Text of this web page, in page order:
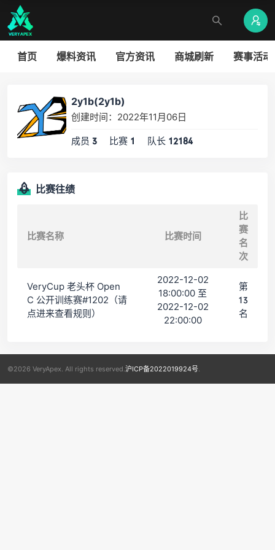
首页 爆料资讯 官方资讯 商城刷新 赛事活动
2y1b(2y1b)
创建时间：2022年11月06日
成员 3 比赛 1 队长 12184
比赛往绩
比赛名称 比赛时间
比
赛
名
次
VeryCup 老头杯 Open
C 公开训练赛#1202（请
点进来查看规则）
2022-12-02
18:00:00 至
2022-12-02
22:00:00
第
13
名
©2026 VeryApex. All rights reserved. 沪ICP备2022019924号